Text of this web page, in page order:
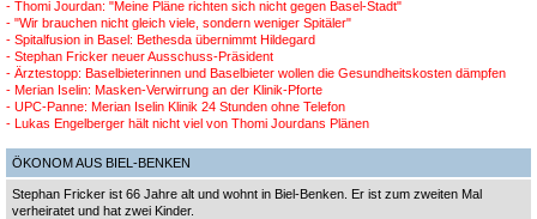
- Thomi Jourdan: "Meine Pläne richten sich nicht gegen Basel-Stadt"
- "Wir brauchen nicht gleich viele, sondern weniger Spitäler"
- Spitalfusion in Basel: Bethesda übernimmt Hildegard
- Stephan Fricker neuer Ausschuss-Präsident
- Ärztestopp: Baselbieterinnen und Baselbieter wollen die Gesundheitskosten dämpfen
- Merian Iselin: Masken-Verwirrung an der Klinik-Pforte
- UPC-Panne: Merian Iselin Klinik 24 Stunden ohne Telefon
- Lukas Engelberger hält nicht viel von Thomi Jourdans Plänen
ÖKONOM AUS BIEL-BENKEN
Stephan Fricker ist 66 Jahre alt und wohnt in Biel-Benken. Er ist zum zweiten Mal
verheiratet und hat zwei Kinder.